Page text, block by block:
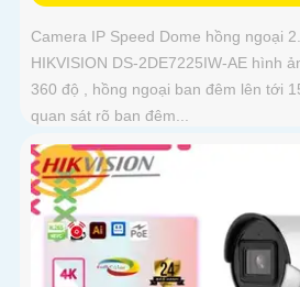
Camera IP Speed Dome hồng ngoại
HIKVISION DS-2DE7225IW-AE hình
360 độ , hồng ngoại ban đêm lên tới
quan sát rõ ban đêm...